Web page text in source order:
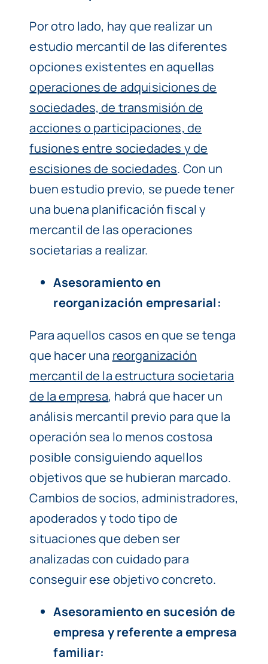
Por otro lado, hay que realizar un
estudio mercantil de las diferentes
opciones existentes en aquellas
operaciones de adquisiciones de
sociedades, de transmisión de
acciones o participaciones, de
fusiones entre sociedades y de
escisiones de sociedades. Con un
buen estudio previo, se puede tener
una buena planificación fiscal y
mercantil de las operaciones
societarias a realizar.
Asesoramiento en
reorganización empresarial:
Para aquellos casos en que se tenga
que hacer una reorganización
mercantil de la estructura societaria
de la empresa, habrá que hacer un
análisis mercantil previo para que la
operación sea lo menos costosa
posible consiguiendo aquellos
objetivos que se hubieran marcado.
Cambios de socios, administradores,
apoderados y todo tipo de
situaciones que deben ser
analizadas con cuidado para
conseguir ese objetivo concreto.
Asesoramiento en sucesión de
empresa y referente a empresa
familiar: